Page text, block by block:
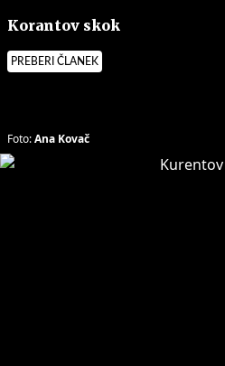
Korantov skok
PREBERI ČLANEK
Foto:Ana Kovač